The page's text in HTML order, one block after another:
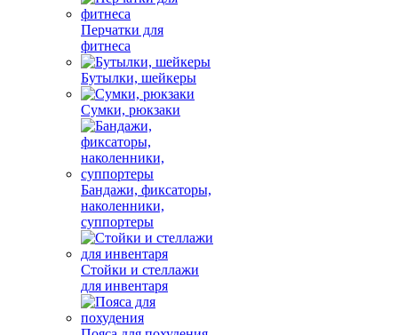
Перчатки для
фитнеса
Бутылки, шейкеры
Сумки, рюкзаки
Бандажи, фиксаторы,
наколенники,
суппортеры
Стойки и стеллажи
для инвентаря